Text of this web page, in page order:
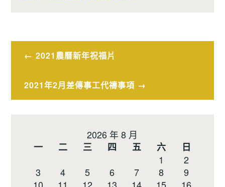
文
導
2021農曆新年祝福片
2021年2月差傳事工代禱事項
2026 年 8 月
一
二 三 四 五 六
日
1
2
3
4 5 6 7 8
9